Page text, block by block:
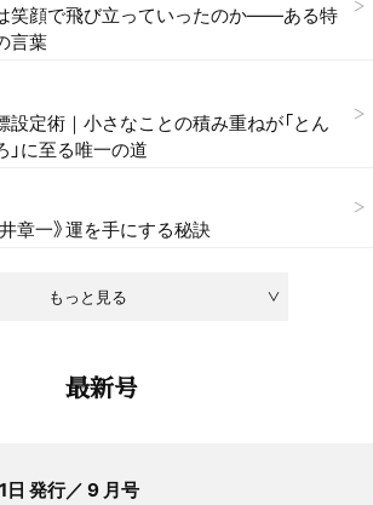
もっと見る
笑顔で飛び立っていったのか——ある特
言葉
設定術｜小さなことの積み重ねが「とん
に至る唯一の道
章一》運を手にする秘訣
最新号
日 発行／ 9 月号